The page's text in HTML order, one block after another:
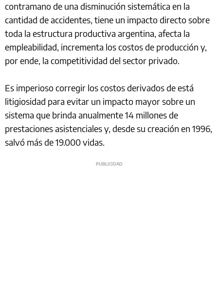
contramano de una disminución sistemática en la
cantidad de accidentes, tiene un impacto directo sobre
toda la estructura productiva argentina, afecta la
empleabilidad, incrementa los costos de producción y,
por ende, la competitividad del sector privado.
Es imperioso corregir los costos derivados de está
litigiosidad para evitar un impacto mayor sobre un
sistema que brinda anualmente 14 millones de
prestaciones asistenciales y, desde su creación en 1996,
salvó más de 19.000 vidas.